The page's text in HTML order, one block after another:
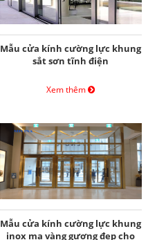
Mẫu cửa kính cường lực khung
sắt sơn tĩnh điện
Xem thêm
Mẫu cửa kính cường lực khung
inox mạ vàng gương đẹp cho